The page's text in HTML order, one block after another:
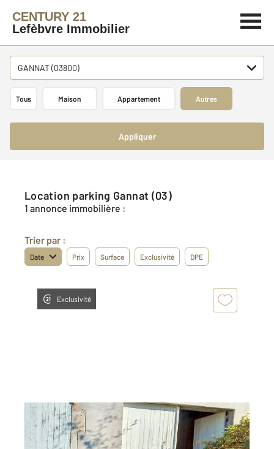
CENTURY 21
Lefèbvre Immobilier
GANNAT (03800)
Tous Maison Appartement Autres
Appliquer
Location parking Gannat (03)
1 annonce immobilière :
Trier par :
Date Prix Surface Exclusivité DPE
Exclusivité
GANNAT 03
30 m2
Ref : 20286